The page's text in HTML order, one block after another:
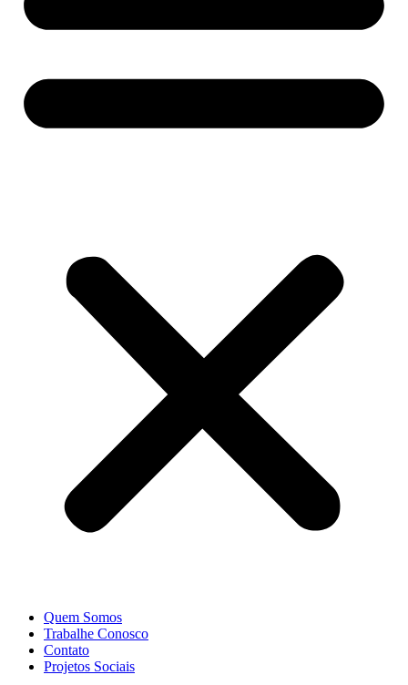
Quem Somos
Trabalhe Conosco
Contato
Projetos Sociais